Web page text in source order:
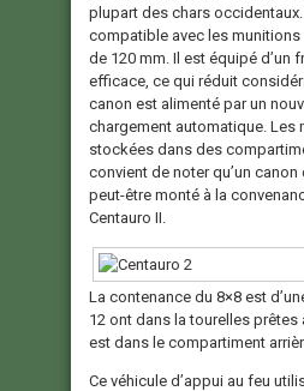
plupart des chars occidentaux.
compatible avec les munitions
de 120 mm. Il est équipé d’un
efficace, ce qui réduit
canon est alimenté par un
chargement automatique. Les
stockées dans des
convient de noter qu’un canon
peut-être monté à la
Centauro II.
La contenance du 8×8 est
12 ont dans la tourelles prêtes
est dans le compartiment
Ce véhicule d’appui au feu